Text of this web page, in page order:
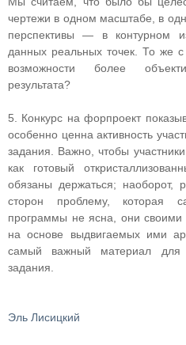
чертежи в одном масштабе, в
перспективы — в контурном
данных реальных точек. То же
возможности более
результата?
5. Конкурс на форпроект
особенно ценна активность
задания. Важно, чтобы
как готовый
обязаны держаться; наоборот,
сторон проблему, которая
программы не ясна, они своими
на основе выдвигаемых ими
самый важный материал для
задания.
Эль Лисицкий